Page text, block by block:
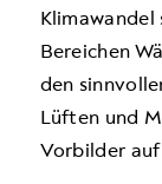
Bereichen
den
Lüften und
Vorbilder